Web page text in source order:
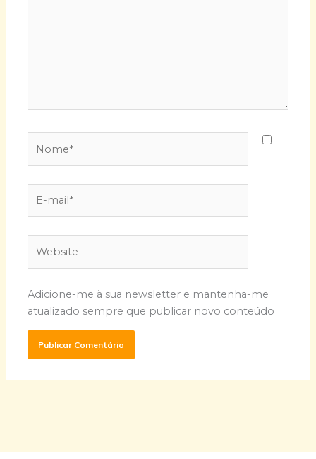
Adicione-me à sua newsletter e mantenha-me
atualizado sempre que publicar novo conteúdo